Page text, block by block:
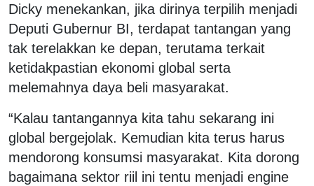
Dicky menekankan, jika dirinya terpilih menjadi
Deputi Gubernur BI, terdapat tantangan yang
tak terelakkan ke depan, terutama terkait
ketidakpastian ekonomi global serta
melemahnya daya beli masyarakat.
“Kalau tantangannya kita tahu sekarang ini
global bergejolak. Kemudian kita terus harus
mendorong konsumsi masyarakat. Kita dorong
bagaimana sektor riil ini tentu menjadi engine